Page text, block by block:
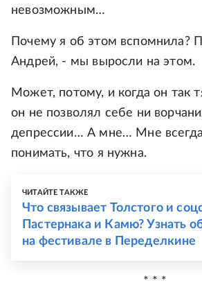
невозможным…
Почему я об этом вспомнила?
Андрей, - мы выросли на этом.
Может, потому, и когда он так
он не позволял себе ни
депрессии… А мне… Мне
понимать, что я нужна.
ЧИТАЙТЕ ТАКЖЕ
Что связывает Толстого и
Пастернака и Камю? Узнать
на фестивале в Переделкине
* * *